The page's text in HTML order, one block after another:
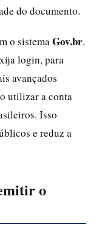
do documento.
o sistema Gov.br.
login, para
avançados
utilizar a conta
Isso
e reduz a
o